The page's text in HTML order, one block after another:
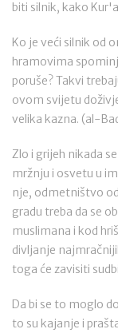
biti silnik, kako
Ko je veći silnik od
hramovima
poruše? Takvi
ovom svijetu
velika kazna. (al-
Zlo i grijeh nikada
mržnju i osvetu u
nje, odmetništvo
gradu treba da se
muslimana i kod
divljanje
toga će zavisiti
Da bi se to moglo
to su kajanje i